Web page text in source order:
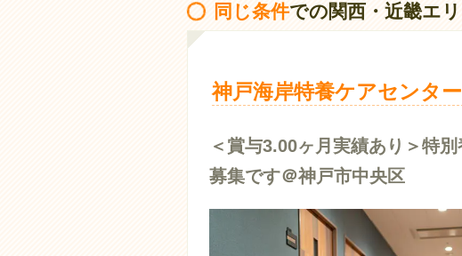
【職種手当】
【賞与】あり
【退職金制度
同じ条件での関西・近畿エ
神戸海岸特養ケアセンタ
＜賞与3.00ヶ月実績あり＞特
募集です＠神戸市中央区